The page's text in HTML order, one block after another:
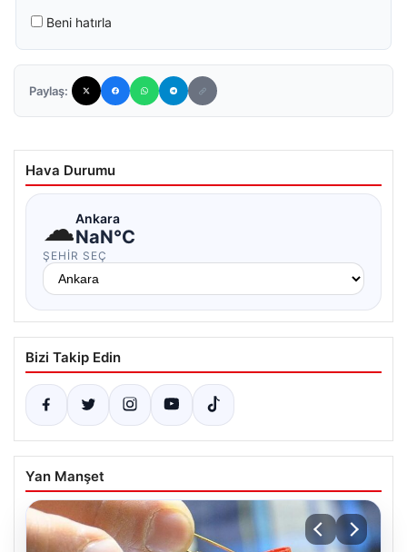
Beni hatırla
Paylaş:
Hava Durumu
☁Ankara
NaN°C
ŞEHIR SEÇ
Bizi Takip Edin
Yan Manşet